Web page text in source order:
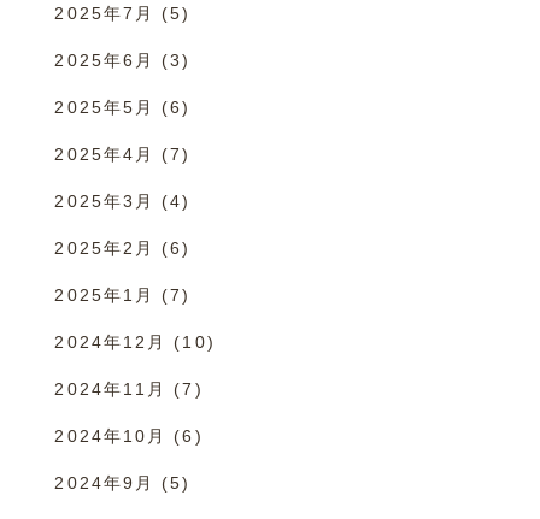
2025年7月 (5)
2025年6月 (3)
2025年5月 (6)
2025年4月 (7)
2025年3月 (4)
2025年2月 (6)
2025年1月 (7)
2024年12月 (10)
2024年11月 (7)
2024年10月 (6)
2024年9月 (5)